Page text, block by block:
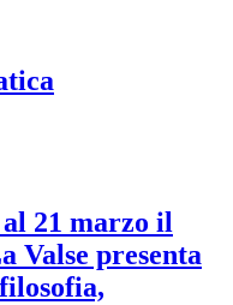
21 marzo il
Valse presenta